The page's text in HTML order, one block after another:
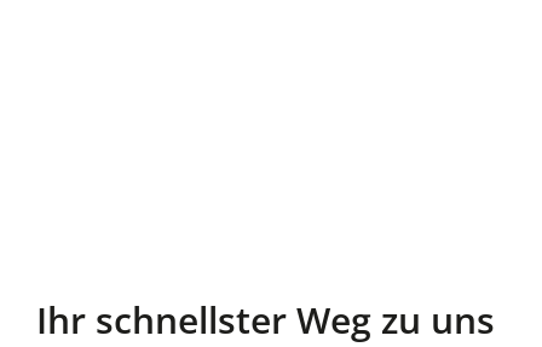
Ihr schnellster Weg zu uns